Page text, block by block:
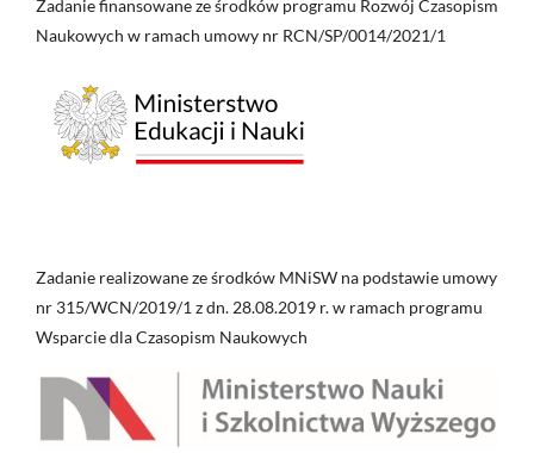
Zadanie finansowane ze środków programu Rozwój Czasopism
Naukowych w ramach umowy nr RCN/SP/0014/2021/1
Zadanie realizowane ze środków MNiSW na podstawie umowy
nr 315/WCN/2019/1 z dn. 28.08.2019 r. w ramach programu
Wsparcie dla Czasopism Naukowych